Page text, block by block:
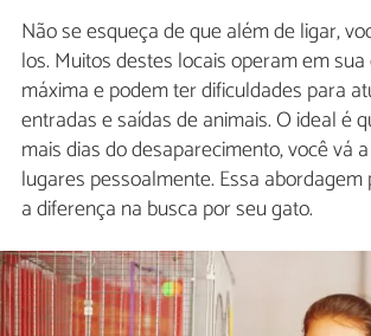
Não se esqueça de que além de ligar,
los. Muitos destes locais operam em
máxima e podem ter dificuldades para
entradas e saídas de animais. O ideal é
mais dias do desaparecimento, você vá
lugares pessoalmente. Essa
a diferença na busca por seu gato.